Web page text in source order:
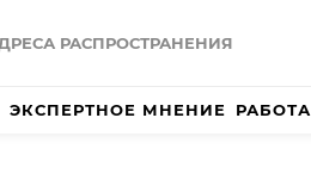
РАСПРОСТРАНЕНИЯ
ЭКСПЕРТНОЕ МНЕНИЕ